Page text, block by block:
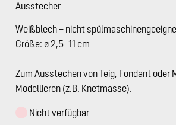
Ausstecher
Weißblech – nicht
Größe: ø 2,5–11 cm
Zum Ausstechen von Teig, Fondant oder
Modellieren (z.B. Knetmasse).
Nicht verfügbar